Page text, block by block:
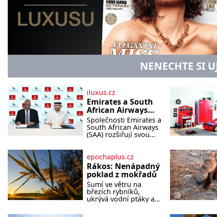
NENECHTE SI
iluxus.cz
Emirates a South
African Airways
rozšiřují
partnerství.
Cestujícím nově
jižní a střední
Africe
Společnosti Emirates a
South African Airways
(SAA) rozšiřují svou
spolupráci. Nová
reciproční dohoda
zpřístupní cestujícím
devět dalších destinací
v jižní a střední Africe
a u
epochaplus.cz
Rákos: Nenápadný
poklad z mokřadů
Šumí ve větru na
březích rybníků,
ukrývá vodní ptáky a